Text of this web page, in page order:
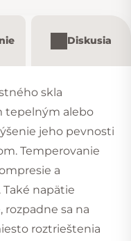
Diskusia
skla
tepelným alebo
jeho pevnosti
Temperovanie
a
napätie
rozpadne sa na
roztrieštenia